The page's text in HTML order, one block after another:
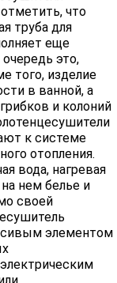
что
труба для
еще
это,
того, изделие
в ванной, а
и колоний
к системе
отопления.
вода, нагревая
нем белье и
своей
элементом